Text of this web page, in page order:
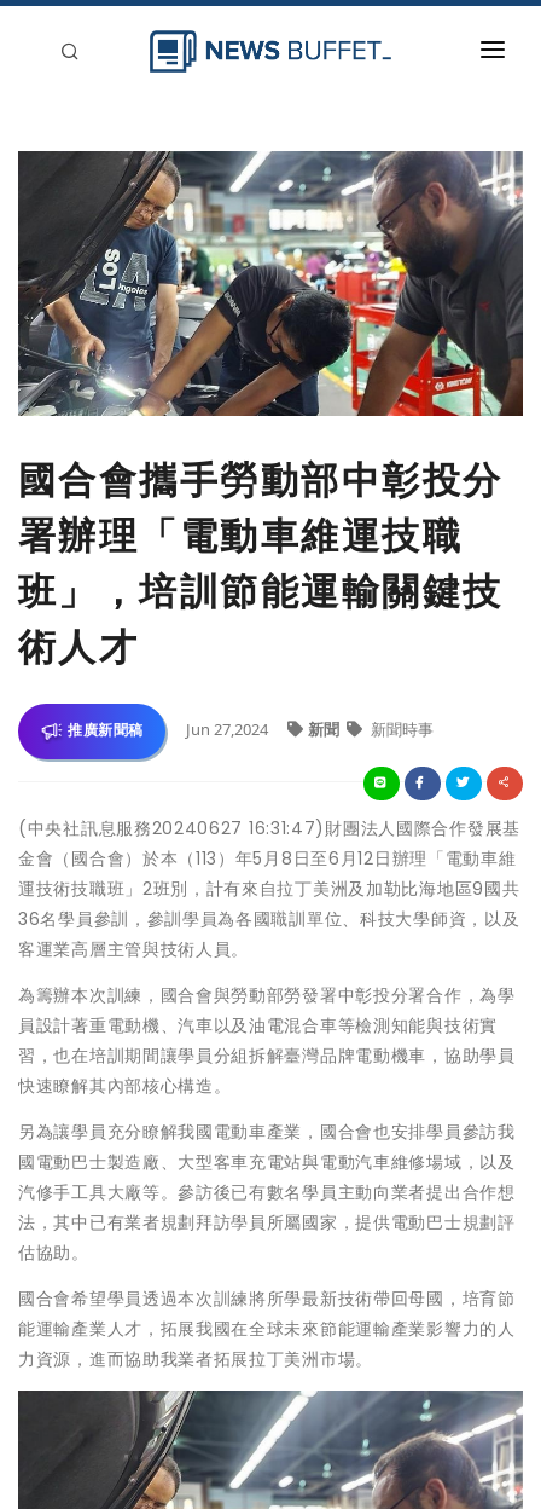
新聞稿分類
登入
刊登
國合會攜手勞動部中彰投分
署辦理「電動車維運技職
班」，培訓節能運輸關鍵技
術人才
推廣新聞稿 Jun 27,2024 新聞 新聞時事
(中央社訊息服務20240627 16:31:47)財團法人國際合作發展基
金會（國合會）於本（113）年5月8日至6月12日辦理「電動車維
運技術技職班」2班別，計有來自拉丁美洲及加勒比海地區9國共
36名學員參訓，參訓學員為各國職訓單位、科技大學師資，以及
客運業高層主管與技術人員。
為籌辦本次訓練，國合會與勞動部勞發署中彰投分署合作，為學
員設計著重電動機、汽車以及油電混合車等檢測知能與技術實
習，也在培訓期間讓學員分組拆解臺灣品牌電動機車，協助學員
快速瞭解其內部核心構造。
另為讓學員充分瞭解我國電動車產業，國合會也安排學員參訪我
國電動巴士製造廠、大型客車充電站與電動汽車維修場域，以及
汽修手工具大廠等。參訪後已有數名學員主動向業者提出合作想
法，其中已有業者規劃拜訪學員所屬國家，提供電動巴士規劃評
估協助。
國合會希望學員透過本次訓練將所學最新技術帶回母國，培育節
能運輸產業人才，拓展我國在全球未來節能運輸產業影響力的人
力資源，進而協助我業者拓展拉丁美洲市場。